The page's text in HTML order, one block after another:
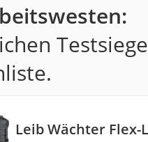
Leib Wächter